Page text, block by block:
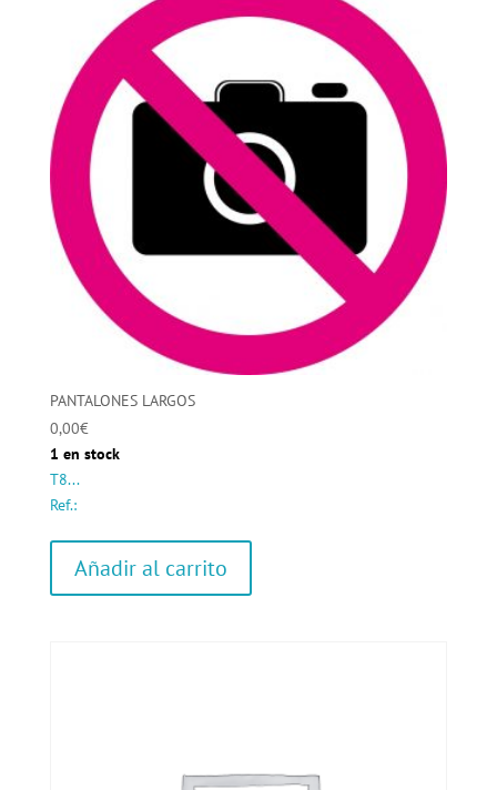
PANTALONES LARGOS
0,00€
1 en stock
T8...
Ref.:
Añadir al carrito